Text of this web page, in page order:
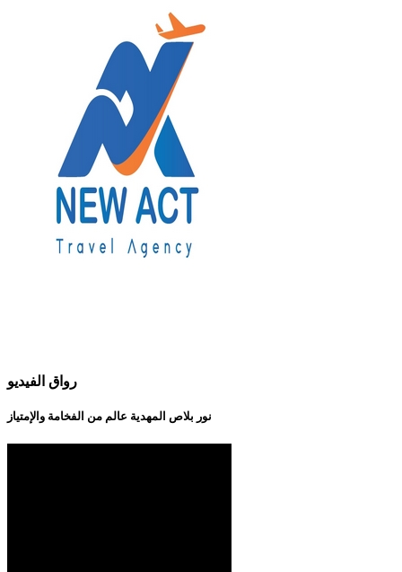
رواق الفيديو
نور بلاص المهدية عالم من الفخامة والإمتياز